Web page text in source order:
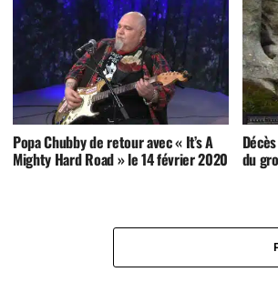
Popa Chubby de retour avec « It’s A
Mighty Hard Road » le 14 février 2020 du